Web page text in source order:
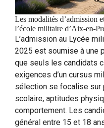
Les modalités d’admission
l’école militaire d’Aix-en-
L’admission au Lycée
2025 est soumise à une
que seuls les candidats
exigences d’un cursus
sélection se focalise
scolaire, aptitudes
comportement. Les
général entre 15 et 18